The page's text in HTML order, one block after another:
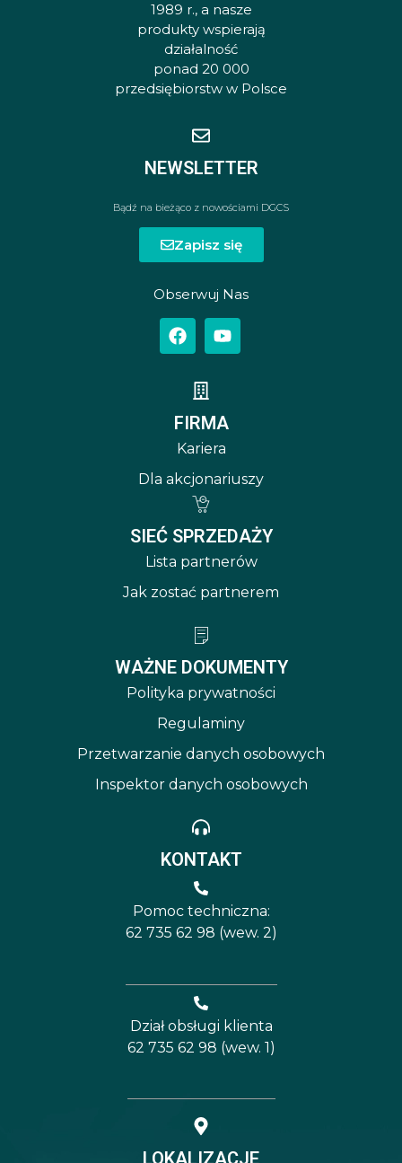
1989 r., a nasze
produkty wspierają
działalność
ponad 20 000
przedsiębiorstw w Polsce
NEWSLETTER
Bądź na bieżąco z nowościami DGCS
Zapisz się
Obserwuj Nas
FIRMA
Kariera
Dla akcjonariuszy
SIEĆ SPRZEDAŻY
Lista partnerów
Jak zostać partnerem
WAŻNE DOKUMENTY
Polityka prywatności
Regulaminy
Przetwarzanie danych osobowych
Inspektor danych osobowych
KONTAKT
Pomoc techniczna:
62 735 62 98 (wew. 2)
Dział obsługi klienta
62 735 62 98 (wew. 1)
LOKALIZACJE